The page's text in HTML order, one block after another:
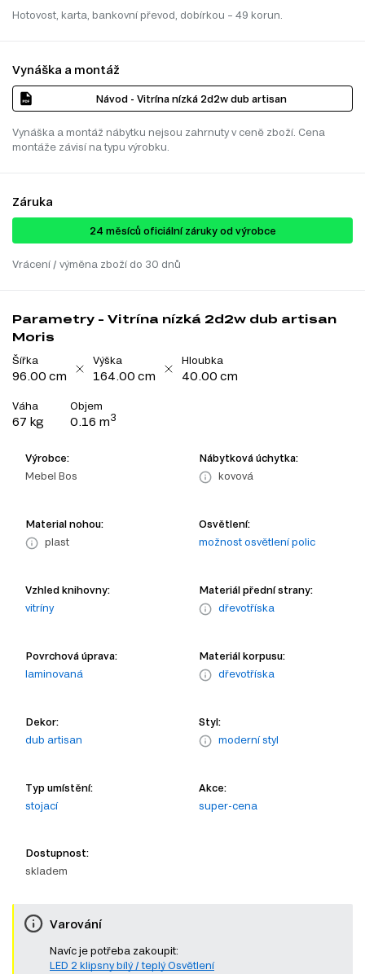
Hotovost, karta, bankovní převod, dobírkou – 49 korun.
Vynáška a montáž
Návod - Vitrína nízká 2d2w dub artisan
Vynáška a montáž nábytku nejsou zahrnuty v ceně zboží. Cena
montáže závisí na typu výrobku.
Záruka
24 ​​​​měsíců oficiální záruky od výrobce
Vrácení / výměna zboží do 30 dnů
Parametry - Vitrína nízká 2d2w dub artisan
Moris
Šířka
96.00 cm
Výška
164.00 cm
Hloubka
40.00 cm
Váha
67 kg
Objem
0.16 m3
Výrobce:
Mebel Bos
Nábytková úchytka:
kovová
Material nohou:
plast
Osvětlení:
možnost osvětlení polic
Vzhled knihovny:
vitríny
Materiál přední strany:
dřevotříska
Povrchová úprava:
laminovaná
Materiál korpusu:
dřevotříska
Dekor:
dub artisan
Styl:
moderní styl
Typ umístění:
stojací
Akce:
super-cena
Dostupnost:
skladem
Varování
Navíc je potřeba zakoupit:
LED 2 klipsny bílý / teplý Osvětlení